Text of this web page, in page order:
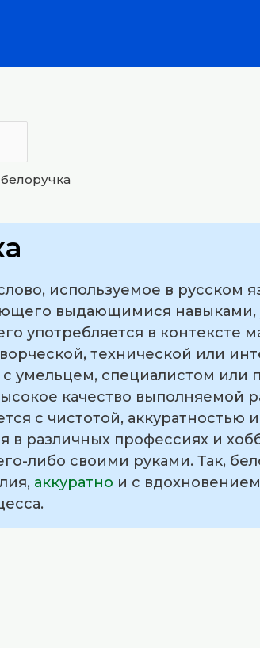
белоручка
используемое в русском
выдающимися навыками,
употребляется в контексте
технической или
с умельцем, специалистом
качество выполняемой
с чистотой, аккуратностью
в различных профессиях и
либо своими руками. Так,
аккуратно и с